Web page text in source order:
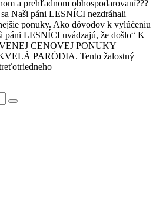
a prehľadnom obhospodarovaní???
Naši páni LESNÍCI nezdráhali
ponuky. Ako dôvodov k vylúčeniu
páni LESNÍCI uvádzajú, že došlo“ K
CENOVEJ PONUKY
PARÓDIA. Tento žalostný